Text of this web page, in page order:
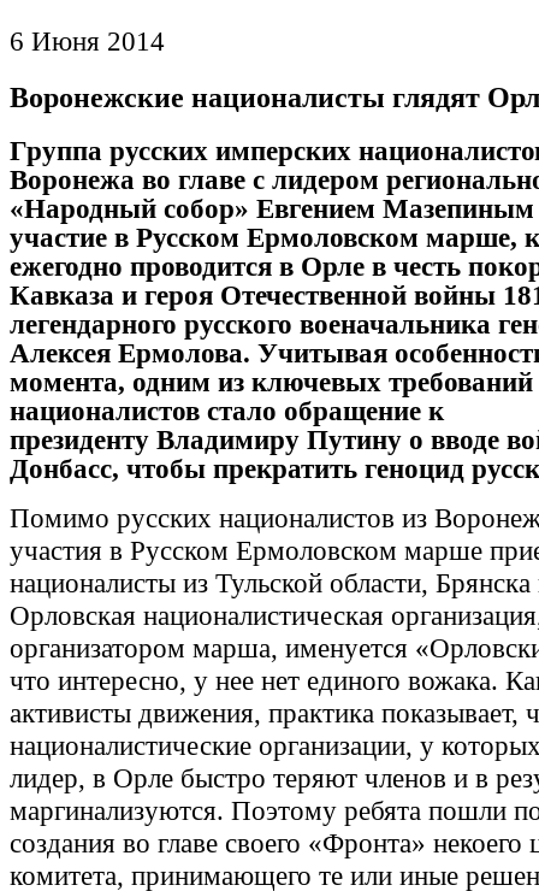
6 Июня 2014
Воронежские националисты глядят
Группа русских имперских
Воронежа во главе с лидером
«Народный собор» Евгением
участие в Русском Ермоловском марше,
ежегодно проводится в Орле в честь
Кавказа и героя Отечественной войны
легендарного русского военачальника
Алексея Ермолова. Учитывая
момента, одним из ключевых требований
националистов стало обращение к
президенту Владимиру Путину о вводе
Донбасс, чтобы прекратить геноцид
Помимо русских националистов из
участия в Русском Ермоловском марше
националисты из Тульской области,
Орловская националистическая
организатором марша, именуется
что интересно, у нее нет единого вожака.
активисты движения, практика показывает,
националистические организации, у
лидер, в Орле быстро теряют членов и в
маргинализуются. Поэтому ребята пошли
создания во главе своего «Фронта» некоего
комитета, принимающего те или иные